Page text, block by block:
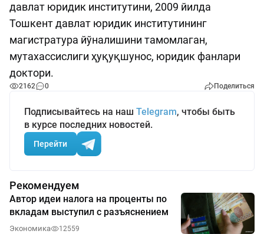
давлат юридик институтини, 2009 йилда
Тошкент давлат юридик институтининг
магистратура йўналишини тамомлаган,
мутахассислиги ҳуқуқшунос, юридик фанлари
доктори.
2162 0 Поделиться
Подписывайтесь на наш Telegram, чтобы быть
в курсе последних новостей.
Перейти
Рекомендуем
Автор идеи налога на проценты по
вкладам выступил с разъяснением
Экономика 12559